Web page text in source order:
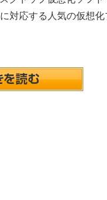
対応する人気の仮想化